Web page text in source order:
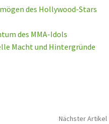
des Hollywood-Stars
des MMA-Idols
Macht und Hintergründe
Nächster Artikel